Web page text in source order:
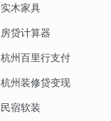
实木家具
房贷计算器
杭州百里行支付
杭州装修贷变现
民宿软装